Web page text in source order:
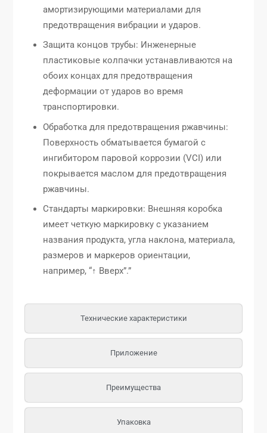
Технические характеристики
Приложение
Преимущества
Упаковка
амортизирующими материалами для
предотвращения вибрации и ударов.
Защита концов трубы: Инженерные
пластиковые колпачки устанавливаются на
обоих концах для предотвращения
деформации от ударов во время
транспортировки.
Обработка для предотвращения ржавчины:
Поверхность обматывается бумагой с
ингибитором паровой коррозии (VCI) или
покрывается маслом для предотвращения
ржавчины.
Стандарты маркировки: Внешняя коробка
имеет четкую маркировку с указанием
названия продукта, угла наклона, материала,
размеров и маркеров ориентации,
например, “↑ Вверх”.”